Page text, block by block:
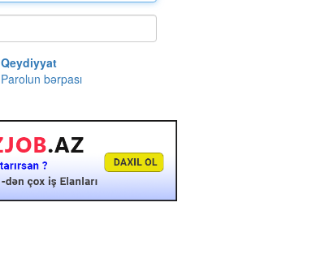
Qeydiyyat
Parolun bərpası